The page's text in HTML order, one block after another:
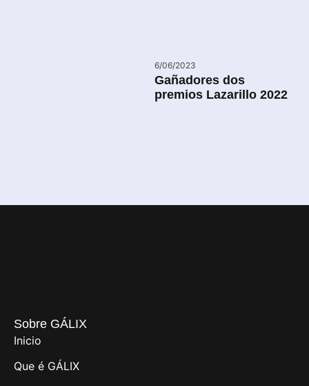
6/06/2023
Gañadores dos
premios Lazarillo 2022
Sobre GÁLIX
Inicio
Que é GÁLIX